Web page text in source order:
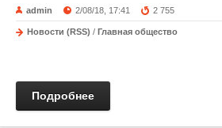
admin 2/08/18, 17:41 2 755
Новости (RSS) / Главная общество
Подробнее